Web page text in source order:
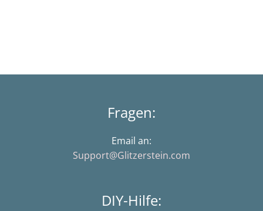
Fragen:
Email an:
Support@Glitzerstein.com
DIY-Hilfe: